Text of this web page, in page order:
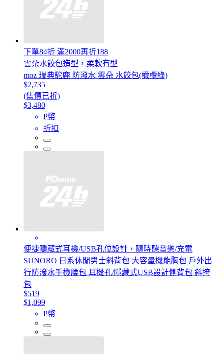
下單84折 滿2000再折188
雲朵水餃包造型，柔軟有型
moz 瑞典駝鹿 防潑水 雲朵 水餃包(橄欖綠)
$2,735
(售價已折)
$3,480
P幣
折扣
便捷隱藏式耳機/USB孔位設計，隨時聽音樂/充電
SUNORO 日系休閒男士斜背包 大容量機能胸包 戶外出
行防潑水手機腰包 耳機孔/隱藏式USB設計側背包 斜挎
包
$519
$1,099
P幣